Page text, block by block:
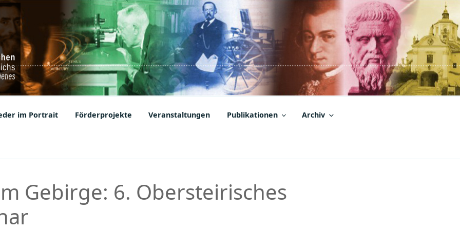
Societies
im Portrait Förderprojekte Veranstaltungen Publikationen Archiv
Gebirge: 6. Obersteirisches